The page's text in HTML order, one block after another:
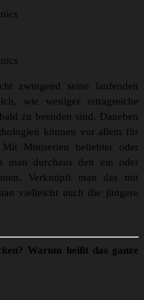
zwingend seine laufenden
wie weniger ertragreiche
zu beenden sind. Daneben
können vor allem für
Mit Miniserien beliebter oder
man durchaus den ein oder
Verknüpft man das mit
vielleicht auch die jüngere
Warum heißt das ganze